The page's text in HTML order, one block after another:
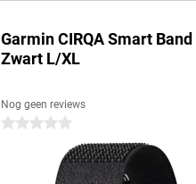
Garmin CIRQA Smart Band
Zwart L/XL
Nog geen reviews
0 sterren